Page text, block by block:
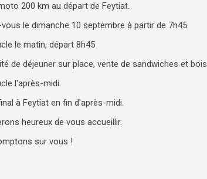
200 km au départ de Feytiat.
le dimanche 10 septembre à partir de 7h45.
le matin, départ 8h45
de déjeuner sur place, vente de sandwiches et
l'après-midi.
à Feytiat en fin d'après-midi.
heureux de vous accueillir.
sur vous !